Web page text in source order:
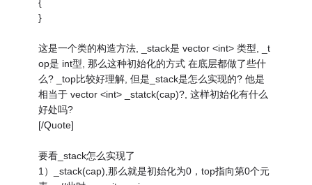
{
}
这是一个类的构造方法, _stack是 vector <int> 类型, _t
op是 int型, 那么这种初始化的方式 在底层都做了些什
么? _top比较好理解, 但是_stack是怎么实现的? 他是
相当于 vector <int> _statck(cap)?, 这样初始化有什么
好处吗?
[/Quote]
要看_stack怎么实现了
1）_stack(cap),那么就是初始化为0，top指向第0个元